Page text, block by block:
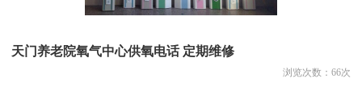
天门养老院氧气中心供氧电话 定期维修
浏览次数： 66次